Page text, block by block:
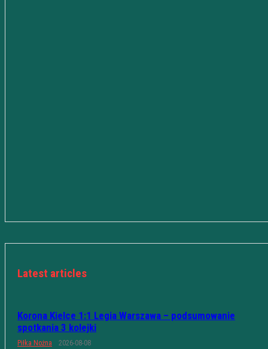
Latest articles
Korona Kielce 1:1 Legia Warszawa – podsumowanie
spotkania 3 kolejki
Piłka Nożna 2026-08-08